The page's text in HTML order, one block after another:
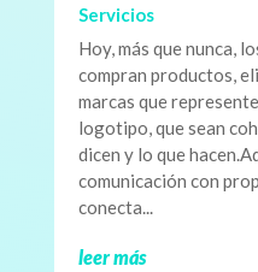
Servicios
Hoy, más que nunca,
compran productos,
marcas que
logotipo, que sean
dicen y lo que
comunicación con
conecta...
leer más